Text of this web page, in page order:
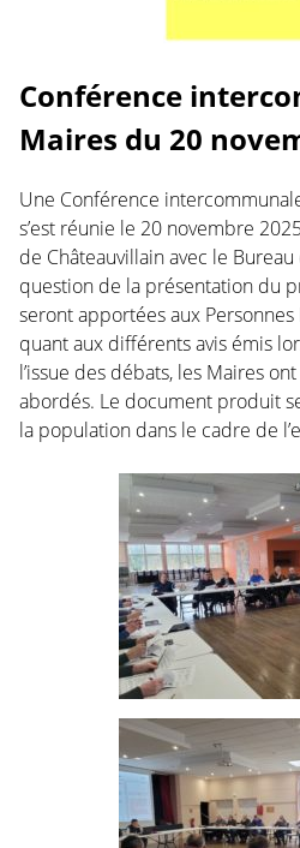
Conférence
Maires du 20
Une Conférence
s’est réunie le 20 novembre
de Châteauvillain avec le
question de la présentation du
seront apportées aux
quant aux différents avis émis
l’issue des débats, les Maires
abordés. Le document produit
la population dans le cadre de